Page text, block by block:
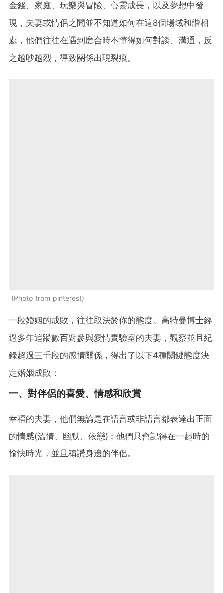
金錢、家庭、玩樂與冒險、心靈成長，以及夢想中發
現，夫妻或情侶之間並不知道如何在這8個場域和諧相
處，他們往往在遇到磨合時不懂得如何對談、溝通，反
之越吵越烈，導致關係出現裂痕。
Photo from pinterest
一段婚姻的成敗，往往取決於你的態度。高特曼博士經
過多年追蹤數百對參與愛情實驗室的夫妻，觀察並且紀
錄超過三千段的感情關係，得出了以下4種關鍵態度決
定婚姻成敗：
一、對伴侶的喜愛、情感和欣賞
幸福的夫妻，他們無論是在語言或非語言都表達出正面
的情感(溫情、幽默、依戀)；他們只會記得在一起時的
愉快時光，並且稱讚身邊的伴侶。